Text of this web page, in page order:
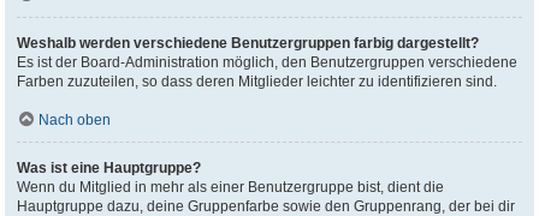
Weshalb werden verschiedene Benutzergruppen farbig dargestellt?
Es ist der Board-Administration möglich, den Benutzergruppen verschiedene
Farben zuzuteilen, so dass deren Mitglieder leichter zu identifizieren sind.
Nach oben
Was ist eine Hauptgruppe?
Wenn du Mitglied in mehr als einer Benutzergruppe bist, dient die
Hauptgruppe dazu, deine Gruppenfarbe sowie den Gruppenrang, der bei dir